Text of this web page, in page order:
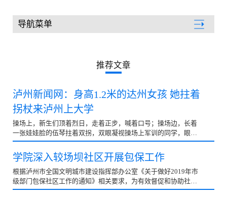
导航菜单
推荐文章
泸州新闻网：身高1.2米的达州女孩 她拄着
拐杖来泸州上大学
操场上，新生们顶着烈日，走着正步，喊着口号；操场边，长着
一张娃娃脸的伍琴拄着双拐，双眼凝视操场上军训的同学，眼神
充满向往。由于身体原因，伍琴无法参加军训，只能从...
学院深入较场坝社区开展包保工作
根据泸州市全国文明城市建设指挥部办公室《关于做好2019年市
级部门包保社区工作的通知》相关要求，为有效督促和协助社区
推进全国文明城市建设迎复检工作，9月4日，江阳城建...